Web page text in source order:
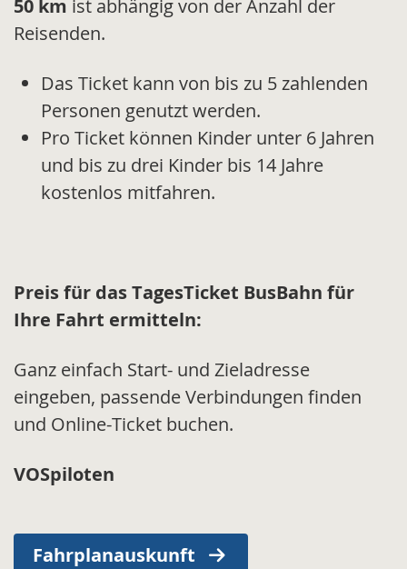
50 km ist abhängig von der Anzahl der
Reisenden.
Das Ticket kann von bis zu 5 zahlenden
Personen genutzt werden.
Pro Ticket können Kinder unter 6 Jahren
und bis zu drei Kinder bis 14 Jahre
kostenlos mitfahren.
Preis für das TagesTicket BusBahn für
Ihre Fahrt ermitteln:
Ganz einfach Start- und Zieladresse
eingeben, passende Verbindungen finden
und Online-Ticket buchen.
VOSpiloten
Fahrplanauskunft